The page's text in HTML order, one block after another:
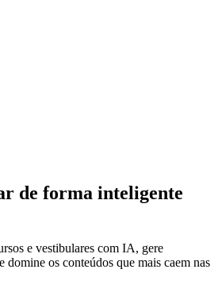
de forma inteligente
e vestibulares com IA, gere
domine os conteúdos que mais caem nas